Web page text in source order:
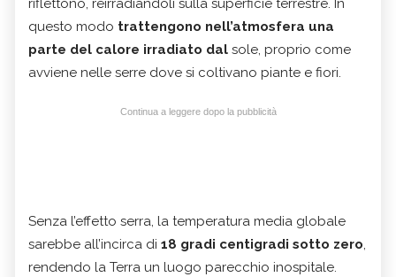
riflettono, reirradiandoli sulla superficie terrestre. In
questo modo trattengono nell’atmosfera una
parte del calore irradiato dal sole, proprio come
avviene nelle serre dove si coltivano piante e fiori.
Continua a leggere dopo la pubblicità
Senza l’effetto serra, la temperatura media globale
sarebbe all’incirca di 18 gradi centigradi sotto zero,
rendendo la Terra un luogo parecchio inospitale.